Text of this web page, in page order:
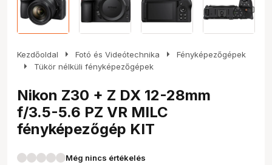
Kezdőoldal arrow_right Fotó és Videótechnika arrow_right Fényképezőgépek
arrow_right Tükör nélküli fényképezőgépek
Nikon Z30 + Z DX 12-28mm
f/3.5-5.6 PZ VR MILC
fényképezőgép KIT
Még nincs értékelés